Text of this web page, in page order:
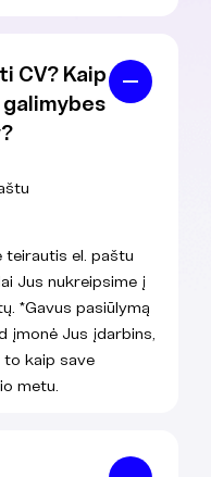
CV? Kaip
teirautis el. paštu
Jus nukreipsime į
*Gavus pasiūlymą
įmonė Jus įdarbins,
to kaip save
metu.